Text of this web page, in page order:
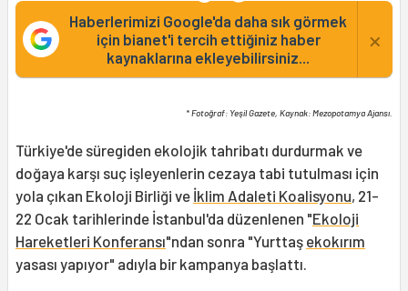
Haberlerimizi Google'da daha sık görmek
için bianet'i tercih ettiğiniz haber
kaynaklarına ekleyebilirsiniz...
×
* Fotoğraf: Yeşil Gazete, Kaynak: Mezopotamya Ajansı.
Türkiye'de süregiden ekolojik tahribatı durdurmak ve
doğaya karşı suç işleyenlerin cezaya tabi tutulması için
yola çıkan Ekoloji Birliği ve İklim Adaleti Koalisyonu, 21-
22 Ocak tarihlerinde İstanbul'da düzenlenen "Ekoloji
Hareketleri Konferansı"ndan sonra "Yurttaş ekokırım
yasası yapıyor" adıyla bir kampanya başlattı.